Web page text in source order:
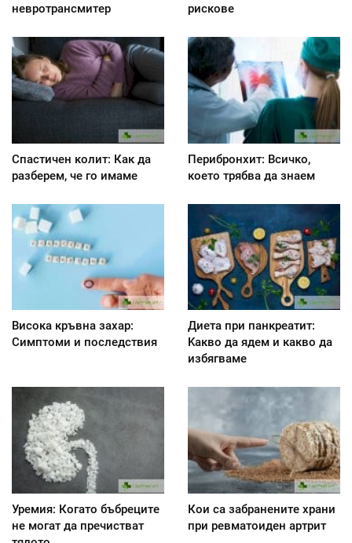
невротрансмитер
рискове
Спастичен колит: Как да
разберем, че го имаме
Перибронхит: Всичко,
което трябва да знаем
Висока кръвна захар:
Симптоми и последствия
Диета при панкреатит:
Kакво да ядем и какво да
избягваме
Уремия: Когато бъбреците
не могат да пречистват
Кои са забранените храни
при ревматоиден артрит